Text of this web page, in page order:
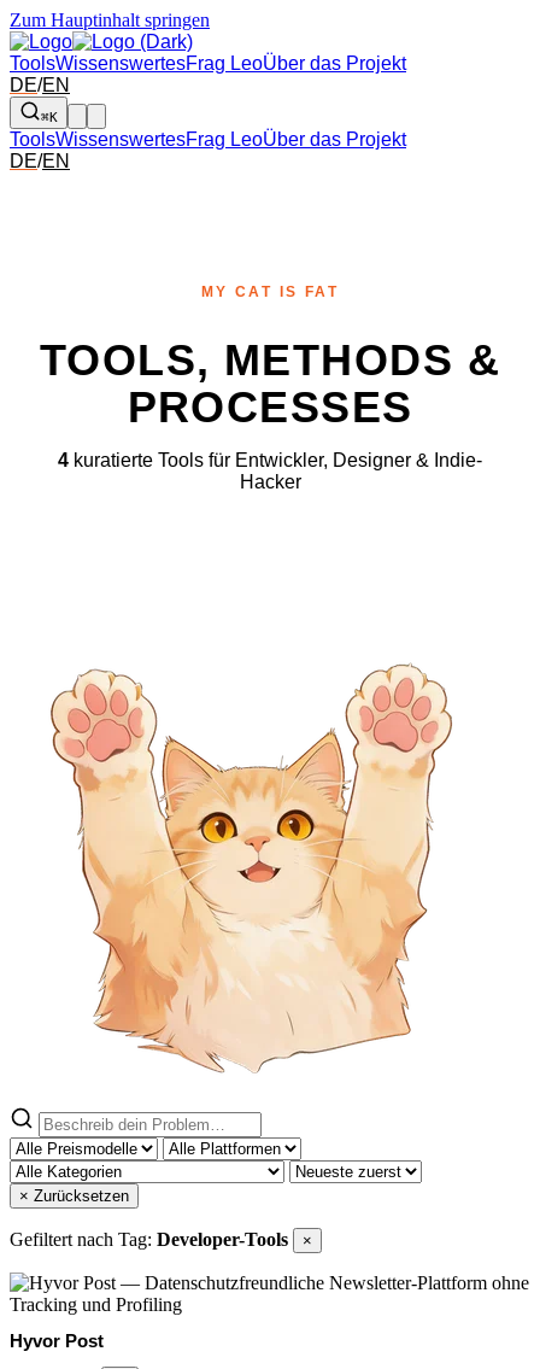
Zum Hauptinhalt springen
ToolsWissenswertesFrag LeoÜber das Projekt
DE/EN
⌘K
ToolsWissenswertesFrag LeoÜber das Projekt
DE/EN
MY CAT IS FAT
TOOLS, METHODS &
PROCESSES
4 kuratierte Tools für Entwickler, Designer & Indie-
Hacker
× Zurücksetzen
Gefiltert nach Tag: Developer-Tools ×
Hyvor Post